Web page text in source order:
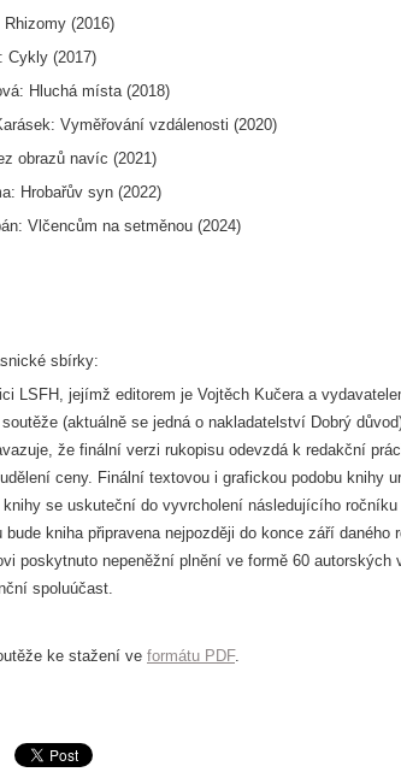
(2016)
Cykly (2017)
Hluchá místa (2018)
Vyměřování vzdálenosti (2020)
obrazů navíc (2021)
Hrobařův syn (2022)
Vlčencům na setměnou (2024)
sbírky:
LSFH, jejímž editorem je Vojtěch Kučera a
(aktuálně se jedná o nakladatelství Dobrý
že finální verzi rukopisu odevzdá k redakční
ceny. Finální textovou i grafickou podobu knihy
se uskuteční do vyvrcholení následujícího
kniha připravena nejpozději do konce září daného
poskytnuto nepeněžní plnění ve formě 60 autorských
spoluúčast.
ke stažení ve formátu PDF.